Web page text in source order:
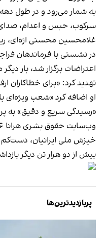
به شمار می‌رود و در طول
سرکوب، حبس و اعدام،
در نشستی با فرماندهان
اعتراضات برگزار شد، بار
تهدید کرد: «برای خطاکاران
او اضافه کرد «شعب
«رسیدگی سریع و دقیق» به
خیزش ملی ایرانیان، دست‌کم
بیش از دو هزار تن دیگر
پربازدیدترین‌ها